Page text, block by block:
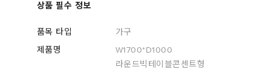
상품 필수 정보
품목 타입
가구
제품명
W1700*D1000
라운드빅테이블콘센트형